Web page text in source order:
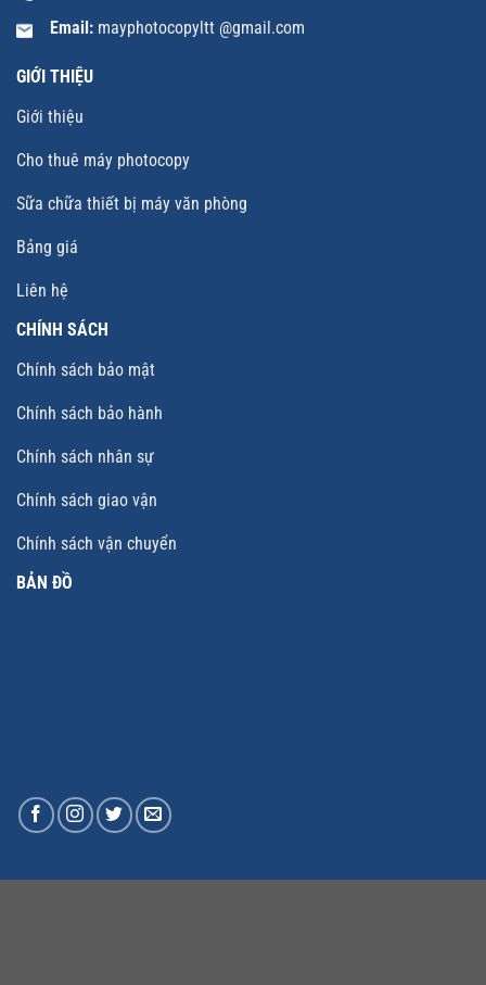
Email: mayphotocopyltt @gmail.com
GIỚI THIỆU
Giới thiệu
Cho thuê máy photocopy
Sữa chữa thiết bị máy văn phòng
Bảng giá
Liên hệ
CHÍNH SÁCH
Chính sách bảo mật
Chính sách bảo hành
Chính sách nhân sự
Chính sách giao vận
Chính sách vận chuyển
BẢN ĐỒ